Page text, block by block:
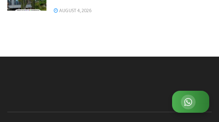
व्हाट्सअप ग्रुप जॉईन करा
AUGUST 4, 2026